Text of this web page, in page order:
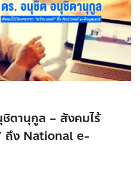
ตานุกูล – สังคมไร้
ถึง National e-